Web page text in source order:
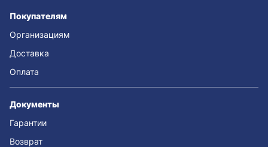
Покупателям
Организациям
Доставка
Оплата
Документы
Гарантии
Возврат